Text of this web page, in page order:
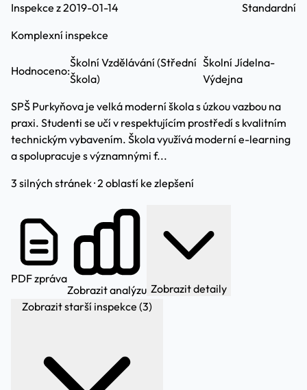
Inspekce z 2019-01-14
Komplexní inspekce
Standardní
Hodnoceno:
Školní Vzdělávání (Střední
Škola)
Školní Jídelna-
Výdejna
SPŠ Purkyňova je velká moderní škola s úzkou vazbou na
praxi. Studenti se učí v respektujícím prostředí s kvalitním
technickým vybavením. Škola využívá moderní e-learning
a spolupracuje s významnými f...
3 silných stránek · 2 oblastí ke zlepšení
PDF zpráva
Zobrazit analýzu Zobrazit detaily
Zobrazit starší inspekce (3)